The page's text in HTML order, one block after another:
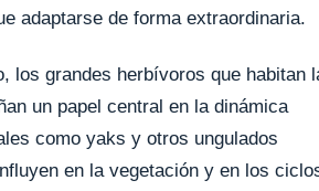
adaptarse de forma extraordinaria.
los grandes herbívoros que habitan
un papel central en la dinámica
como yaks y otros ungulados
en la vegetación y en los